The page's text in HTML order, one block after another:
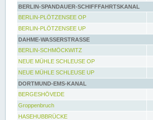
BERLIN-SPANDAUER-SCHIFFFAHRTSKANAL
BERLIN-PLÖTZENSEE OP
BERLIN-PLÖTZENSEE UP
DAHME-WASSERSTRASSE
BERLIN-SCHMÖCKWITZ
NEUE MÜHLE SCHLEUSE OP
NEUE MÜHLE SCHLEUSE UP
DORTMUND-EMS-KANAL
BERGESHÖVEDE
Groppenbruch
HASEHUBBRÜCKE